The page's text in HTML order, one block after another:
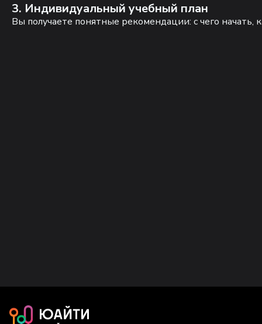
3. Индивидуальный учебный план
Вы получаете понятные рекомендации: с чего начать,